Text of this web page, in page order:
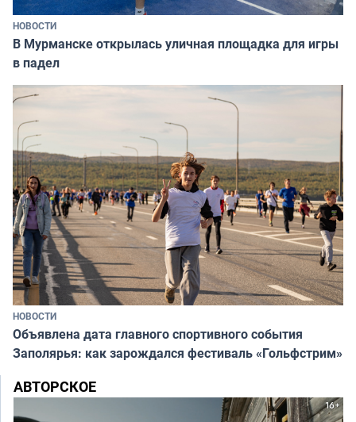
НОВОСТИ
В Мурманске открылась уличная площадка для игры
в падел
НОВОСТИ
Объявлена дата главного спортивного события
Заполярья: как зарождался фестиваль «Гольфстрим»
АВТОРСКОЕ